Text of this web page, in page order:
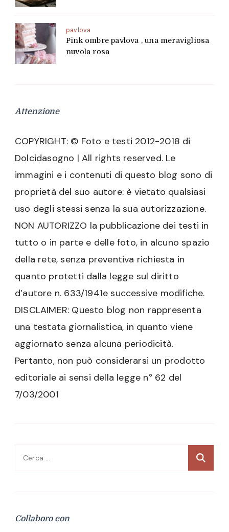
pavlova
Pink ombre pavlova , una meravigliosa
nuvola rosa
Attenzione
COPYRIGHT: © Foto e testi 2012-2018 di
Dolcidasogno | All rights reserved. Le
immagini e i contenuti di questo blog sono di
proprietà del suo autore: è vietato qualsiasi
uso degli stessi senza la sua autorizzazione.
NON AUTORIZZO la pubblicazione dei testi in
tutto o in parte e delle foto, in alcuno spazio
della rete, senza preventiva richiesta in
quanto protetti dalla legge sul diritto
d’autore n. 633/1941e successive modifiche.
DISCLAIMER: Questo blog non rappresenta
una testata giornalistica, in quanto viene
aggiornato senza alcuna periodicità.
Pertanto, non può considerarsi un prodotto
editoriale ai sensi della legge n° 62 del
7/03/2001
Ricerca
Collaboro con